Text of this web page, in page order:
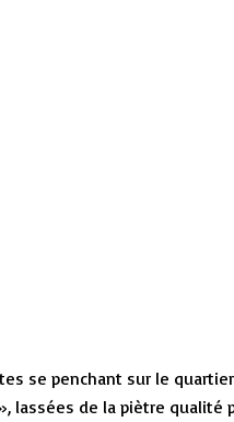
se penchant sur le
lassées de la piètre qualité